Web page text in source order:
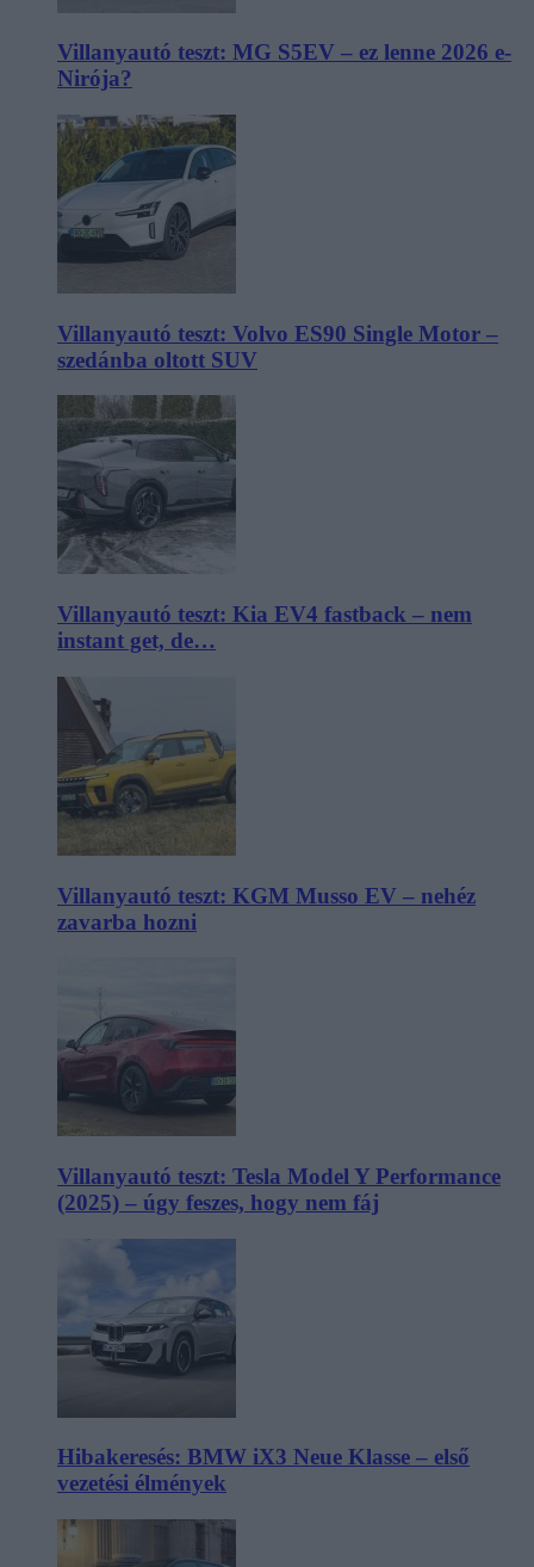
Villanyautó teszt: MG S5EV – ez lenne 2026 e-
Nirója?
Villanyautó teszt: Volvo ES90 Single Motor –
szedánba oltott SUV
Villanyautó teszt: Kia EV4 fastback – nem
instant get, de…
Villanyautó teszt: KGM Musso EV – nehéz
zavarba hozni
Villanyautó teszt: Tesla Model Y Performance
(2025) – úgy feszes, hogy nem fáj
Hibakeresés: BMW iX3 Neue Klasse – első
vezetési élmények